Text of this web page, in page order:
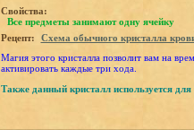
Свойства:
Все предметы занимают одну ячейку
Рецепт:
Схема обычного кристалла
Магия этого кристалла позволит вам на
активировать каждые три хода.
Также данный кристалл используется